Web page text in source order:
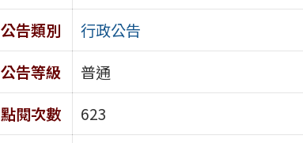
公告類別
行政公告
公告等級
普通
點閱次數
623